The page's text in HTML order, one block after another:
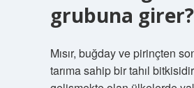
grubuna girer?
Mısır, buğday ve pirinçten
tarıma sahip bir tahıl